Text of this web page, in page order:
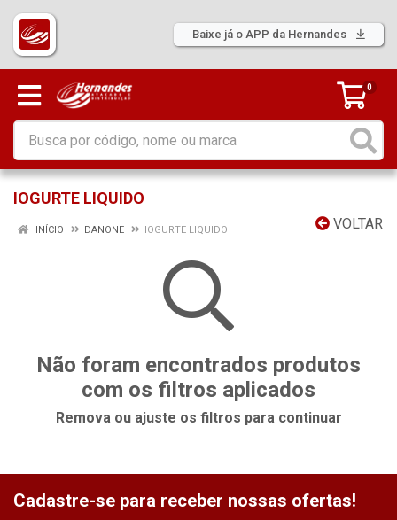
Baixe já o APP da Hernandes
0
IOGURTE LIQUIDO
VOLTAR
INÍCIO DANONE IOGURTE LIQUIDO
Não foram encontrados produtos
com os filtros aplicados
Remova ou ajuste os filtros para continuar
Cadastre-se para receber nossas ofertas!